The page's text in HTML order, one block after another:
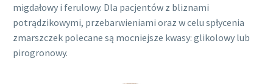
migdałowy i ferulowy. Dla pacjentów z bliznami
potrądzikowymi, przebarwieniami oraz w celu spłycenia
zmarszczek polecane są mocniejsze kwasy: glikolowy lub
pirogronowy.